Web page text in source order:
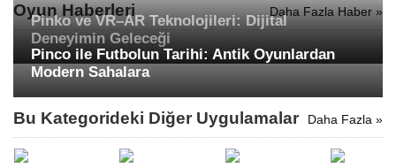
Oyun Haberleri Daha Fazla Haber »
Pinko ve VR–AR Teknolojileri: Dijital
Deneyimin Geleceği
Pinco ile Futbolun Tarihi: Antik Oyunlardan
Modern Sahalara
Bu Kategorideki Diğer Uygulamalar Daha Fazla »